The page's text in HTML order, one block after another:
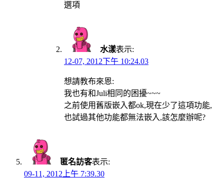
選項
水漾表示:
12-07, 2012下午 10:24.03
想請教布來恩:
我也有和Juli相同的困擾~~~
之前使用舊版嵌入都ok,現在少了這項功能,
也試過其他功能都無法嵌入,該怎麼辦呢?
匿名訪客表示:
09-11, 2012上午 7:39.30